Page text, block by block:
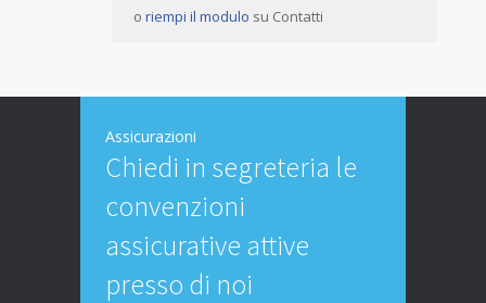
o riempi il modulo su Contatti
Assicurazioni
Chiedi in segreteria le
convenzioni
assicurative attive
presso di noi